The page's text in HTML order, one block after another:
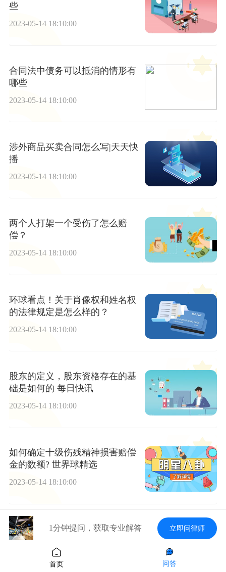
些
2023-05-14 18:10:00
合同法中债务可以抵消的情形有
哪些
2023-05-14 18:10:00
涉外商品买卖合同怎么写|天天快
播
2023-05-14 18:10:00
两个人打架一个受伤了怎么赔
偿？
2023-05-14 18:10:00
环球看点！关于肖像权和姓名权
的法律规定是怎么样的？
2023-05-14 18:10:00
股东的定义，股东资格存在的基
础是如何的 每日快讯
2023-05-14 18:10:00
如何确定十级伤残精神损害赔偿
金的数额? 世界球精选
2023-05-14 18:10:00
【世界报资讯】法人代表的股份
能转让吗
2023-05-14 18:10:00
1分钟提问，获取专业解答 立即问律师
首页 问答